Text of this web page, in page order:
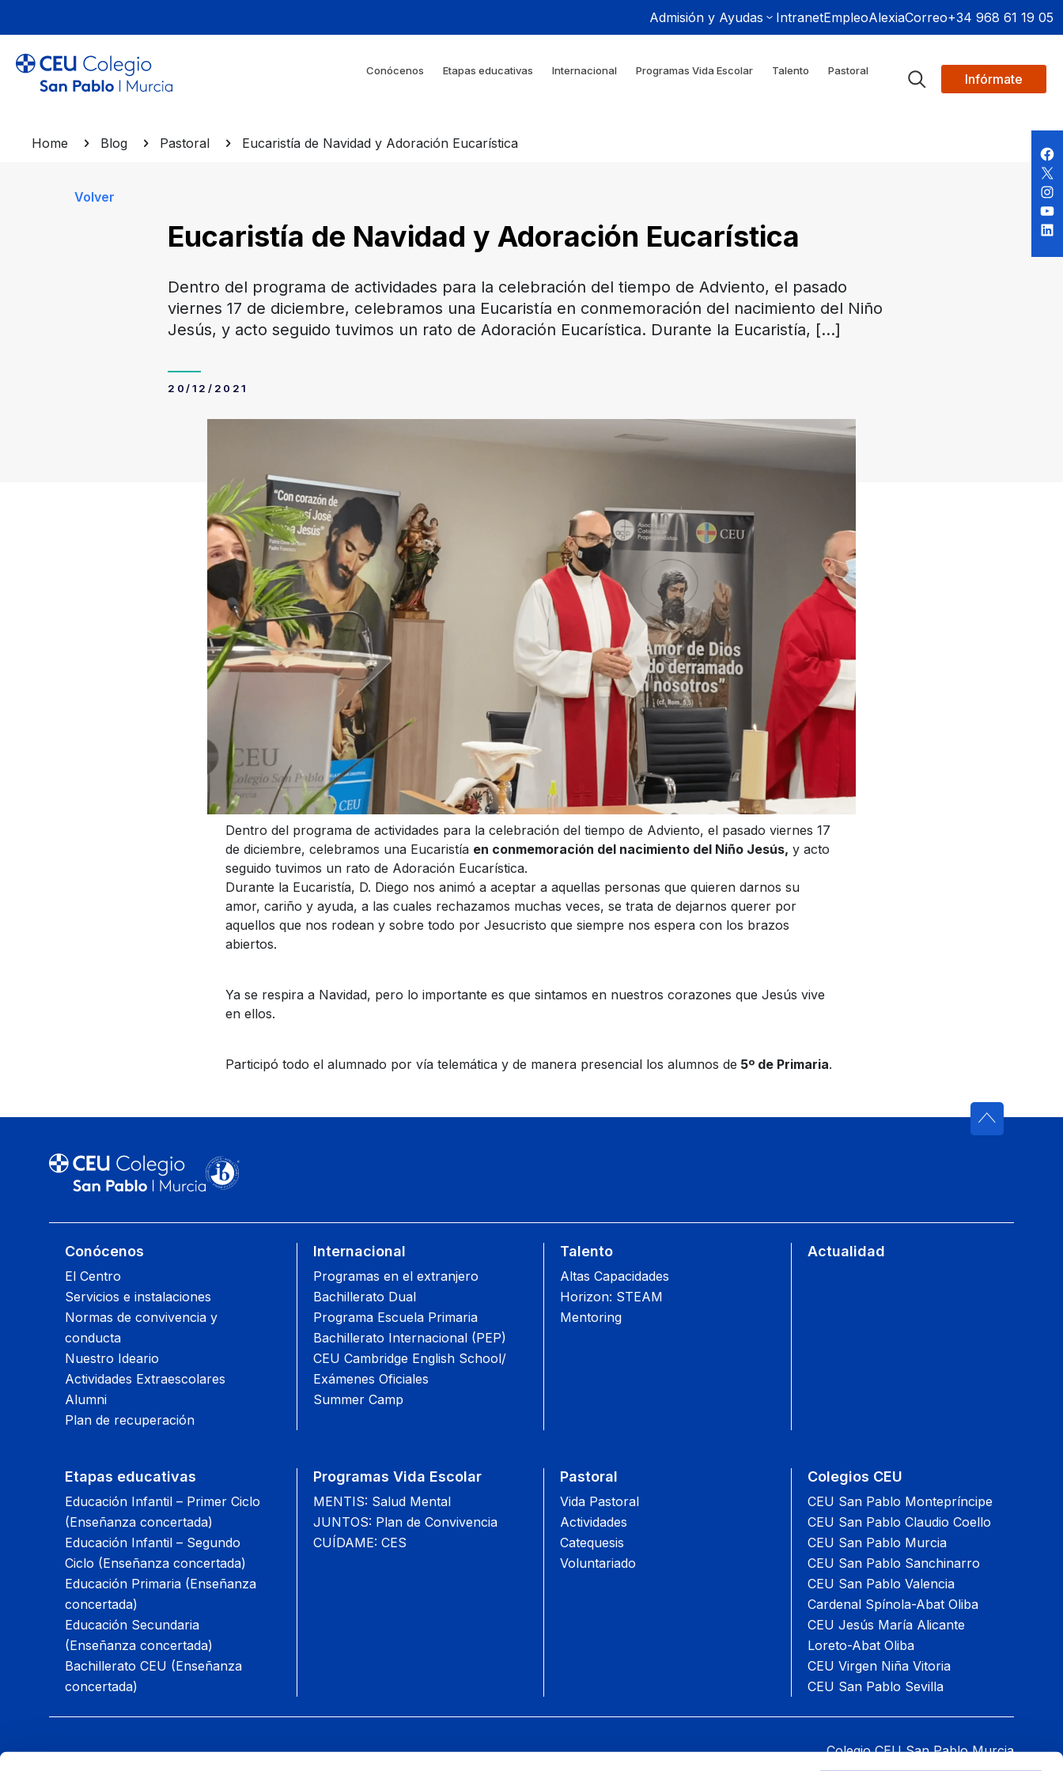
Admisión y Ayudas IntranetEmpleoAlexiaCorreo+34 968 61 19 05
Conócenos Etapas educativas Internacional Programas Vida Escolar Talento Pastoral
Infórmate
Home Blog Pastoral Eucaristía de Navidad y Adoración Eucarística
Volver
Eucaristía de Navidad y Adoración Eucarística
Dentro del programa de actividades para la celebración del tiempo de Adviento, el pasado
viernes 17 de diciembre, celebramos una Eucaristía en conmemoración del nacimiento del Niño
Jesús, y acto seguido tuvimos un rato de Adoración Eucarística. Durante la Eucaristía, […]
20/12/2021
Dentro del programa de actividades para la celebración del tiempo de Adviento, el pasado viernes 17
de diciembre, celebramos una Eucaristía en conmemoración del nacimiento del Niño Jesús, y acto
seguido tuvimos un rato de Adoración Eucarística.
Durante la Eucaristía, D. Diego nos animó a aceptar a aquellas personas que quieren darnos su
amor, cariño y ayuda, a las cuales rechazamos muchas veces, se trata de dejarnos querer por
aquellos que nos rodean y sobre todo por Jesucristo que siempre nos espera con los brazos
abiertos.
Ya se respira a Navidad, pero lo importante es que sintamos en nuestros corazones que Jesús vive
en ellos.
Participó todo el alumnado por vía telemática y de manera presencial los alumnos de 5º de Primaria.
Conócenos
El Centro
Servicios e instalaciones
Normas de convivencia y
conducta
Nuestro Ideario
Actividades Extraescolares
Alumni
Plan de recuperación
Etapas educativas
Educación Infantil – Primer Ciclo
(Enseñanza concertada)
Educación Infantil – Segundo
Ciclo (Enseñanza concertada)
Educación Primaria (Enseñanza
concertada)
Educación Secundaria
(Enseñanza concertada)
Bachillerato CEU (Enseñanza
concertada)
Internacional
Programas en el extranjero
Bachillerato Dual
Programa Escuela Primaria
Bachillerato Internacional (PEP)
CEU Cambridge English School/
Exámenes Oficiales
Summer Camp
Programas Vida Escolar
MENTIS: Salud Mental
JUNTOS: Plan de Convivencia
CUÍDAME: CES
Talento
Altas Capacidades
Horizon: STEAM
Mentoring
Pastoral
Vida Pastoral
Actividades
Catequesis
Voluntariado
Actualidad
Colegios CEU
CEU San Pablo Montepríncipe
CEU San Pablo Claudio Coello
CEU San Pablo Murcia
CEU San Pablo Sanchinarro
CEU San Pablo Valencia
Cardenal Spínola-Abat Oliba
CEU Jesús María Alicante
Loreto-Abat Oliba
CEU Virgen Niña Vitoria
CEU San Pablo Sevilla
Colegio CEU San Pablo Murcia